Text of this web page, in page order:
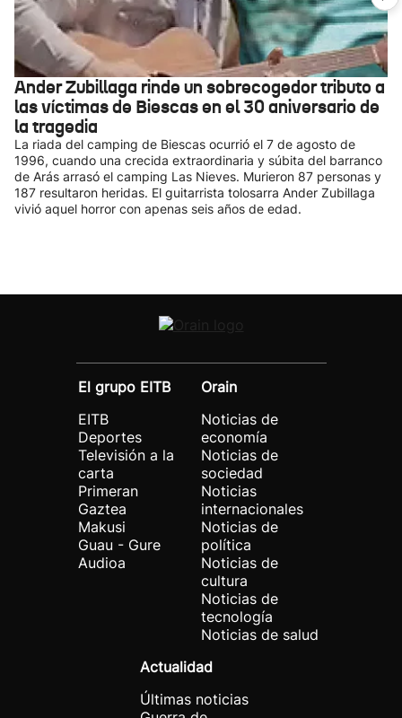
Ander Zubillaga rinde un sobrecogedor tributo a
las víctimas de Biescas en el 30 aniversario de
la tragedia
La riada del camping de Biescas ocurrió el 7 de agosto de
1996, cuando una crecida extraordinaria y súbita del barranco
de Arás arrasó el camping Las Nieves. Murieron 87 personas y
187 resultaron heridas. El guitarrista tolosarra Ander Zubillaga
vivió aquel horror con apenas seis años de edad.
El grupo EITB
EITB
Deportes
Televisión a la
carta
Primeran
Gaztea
Makusi
Guau - Gure
Audioa
Orain
Noticias de
economía
Noticias de
sociedad
Noticias
internacionales
Noticias de
política
Noticias de
cultura
Noticias de
tecnología
Noticias de salud
Actualidad
Últimas noticias